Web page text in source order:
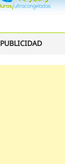
PUBLICIDAD